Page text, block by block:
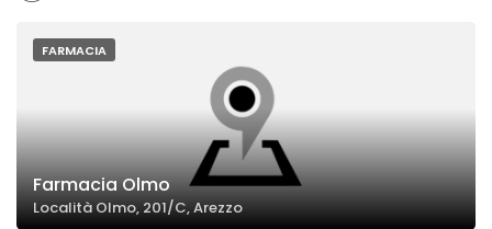
FARMACIA
Farmacia Olmo
Località Olmo, 201/C, Arezzo